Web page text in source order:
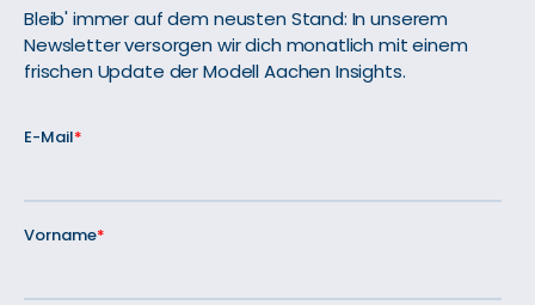
Bleib' immer auf dem neusten Stand: In unserem
Newsletter versorgen wir dich monatlich mit einem
frischen Update der Modell Aachen Insights.